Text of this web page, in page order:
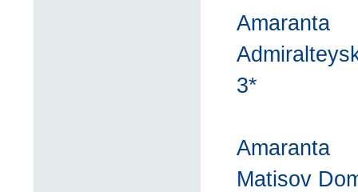
Amaranta
3*
Amaranta
Matisov